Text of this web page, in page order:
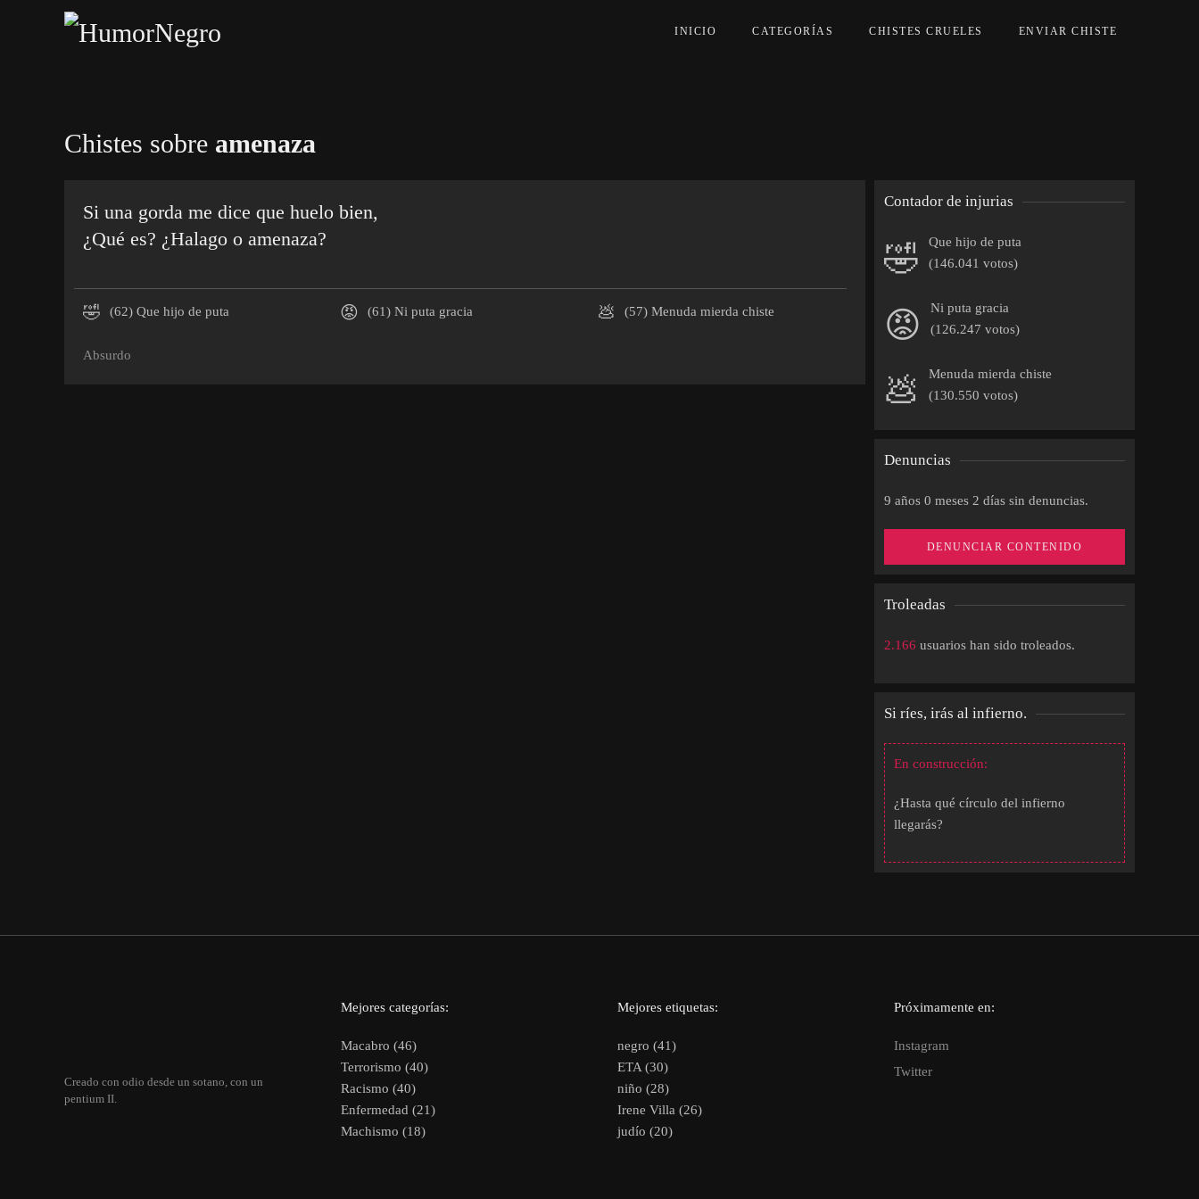
INICIO CATEGORÍAS CHISTES CRUELES ENVIAR CHISTE
Chistes sobre amenaza
Si una gorda me dice que huelo bien,
¿Qué es? ¿Halago o amenaza?
🤣 (62) Que hijo de puta 😡 (61) Ni puta gracia 💩 (57)Menuda mierda chiste
Absurdo
Contador de injurias
🤣
Que hijo de puta
(146.041 votos)
😡
Ni puta gracia
(126.247 votos)
💩
Menuda mierda chiste
(130.550 votos)
Denuncias
9 años 0 meses 2 días sin denuncias.
DENUNCIAR CONTENIDO
Troleadas
2.166 usuarios han sido troleados.
Si ríes, irás al infierno.
En construcción:
¿Hasta qué círculo del infierno
llegarás?
Creado con odio desde un sotano, con un
pentium II.
Mejores categorías:
Macabro (46)
Terrorismo (40)
Racismo (40)
Enfermedad (21)
Machismo (18)
Mejores etiquetas:
negro (41)
ETA (30)
niño (28)
Irene Villa (26)
judío (20)
Próximamente en:
Instagram
Twitter